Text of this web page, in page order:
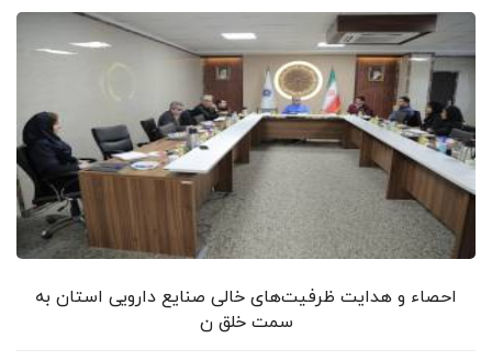
احصاء و هدایت ظرفیت‌های خالی صنایع دارویی استان به
سمت خلق ن